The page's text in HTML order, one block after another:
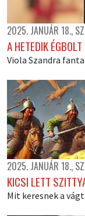
2025. JANUÁR 18.,
A HETEDIK ÉGBOLT
Viola Szandra
2025. JANUÁR 18.,
KICSI LETT
Mit keresnek a